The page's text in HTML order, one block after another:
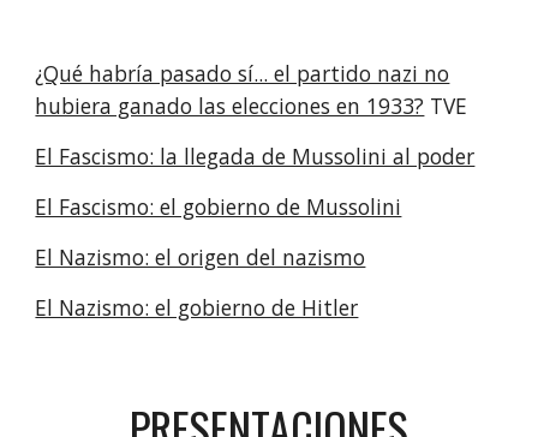
¿Qué habría pasado sí... el partido nazi no
hubiera ganado las elecciones en 1933? TVE
El Fascismo: la llegada de Mussolini al poder
El Fascismo: el gobierno de Mussolini
El Nazismo: el origen del nazismo
El Nazismo: el gobierno de Hitler